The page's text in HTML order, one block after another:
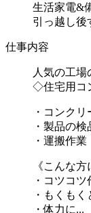
生活家電&
引っ越し後
仕事内容
人気の工場
◇住宅用コ
・コンク
・製品の検
・運搬作業
《こんな
・コツコ
・もくも
・体力に...